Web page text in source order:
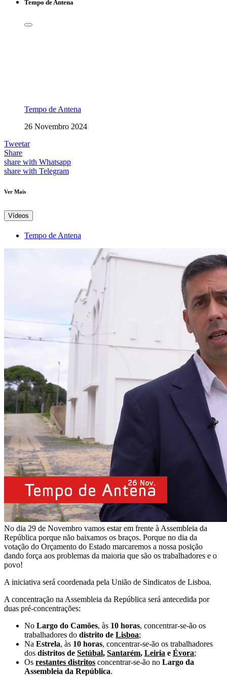
Tempo de Antena
Tempo de Antena
26 Novembro 2024
Tweetar
Share
share with Whatsapp
share with Telegram
Ver Mais
Vídeos
Tempo de Antena
No dia 29 de Novembro vamos estar em frente à Assembleia da
República porque não baixamos os braços. Porque no dia da
votação do Orçamento do Estado marcaremos a nossa posição
dando força aos problemas da maioria que são os trabalhadores e o
povo!
A iniciativa será coordenada pela União de Sindicatos de Lisboa.
A concentração na Assembleia da República será antecedida por
duas pré-concentrações:
No Largo do Camões, às 10 horas, concentrar-se-ão os
trabalhadores do distrito de Lisboa;
Na Estrela, às 10 horas, concentrar-se-ão os trabalhadores
dos distritos de Setúbal, Santarém, Leiria e Évora;
Os restantes distritos concentrar-se-ão no Largo da
Assembleia da República.